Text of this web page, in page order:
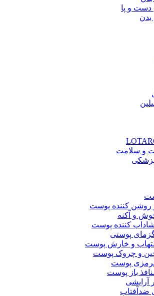
و پا
و سلامت
کننده پوست
و آکنه
کننده پوست
پوستی
و خارش پوست
و چروک پوست
پوست
باز پوست
آرایشی
ضدآفتاب